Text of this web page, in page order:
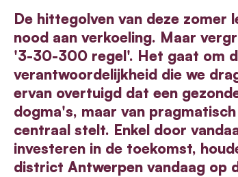
De hittegolven van deze zomer
nood aan verkoeling. Maar
'3-30-300 regel'. Het gaat om
verantwoordelijkheid die we
ervan overtuigd dat een
dogma's, maar van
centraal stelt. Enkel door
investeren in de toekomst,
district Antwerpen vandaag op